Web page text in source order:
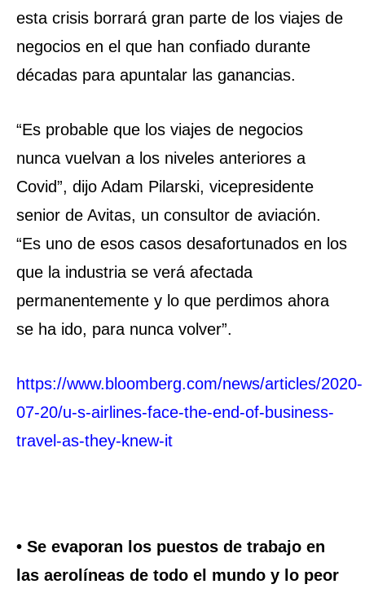
esta crisis borrará gran parte de los viajes de
negocios en el que han confiado durante
décadas para apuntalar las ganancias.
“Es probable que los viajes de negocios
nunca vuelvan a los niveles anteriores a
Covid”, dijo Adam Pilarski, vicepresidente
senior de Avitas, un consultor de aviación.
“Es uno de esos casos desafortunados en los
que la industria se verá afectada
permanentemente y lo que perdimos ahora
se ha ido, para nunca volver”.
https://www.bloomberg.com/news/articles/2020-
07-20/u-s-airlines-face-the-end-of-business-
travel-as-they-knew-it
• Se evaporan los puestos de trabajo en
las aerolíneas de todo el mundo y lo peor